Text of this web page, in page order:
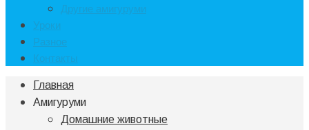
Другие амигуруми
Уроки
Разное
Контакты
Главная
Амигуруми
Домашние животные